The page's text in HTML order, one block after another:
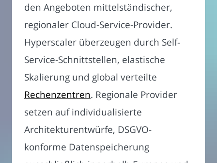
den Angeboten mittelständischer,
regionaler Cloud-Service-Provider.
Hyperscaler überzeugen durch Self-
Service-Schnittstellen, elastische
Skalierung und global verteilte
Rechenzentren. Regionale Provider
setzen auf individualisierte
Architekturentwürfe, DSGVO-
konforme Datenspeicherung